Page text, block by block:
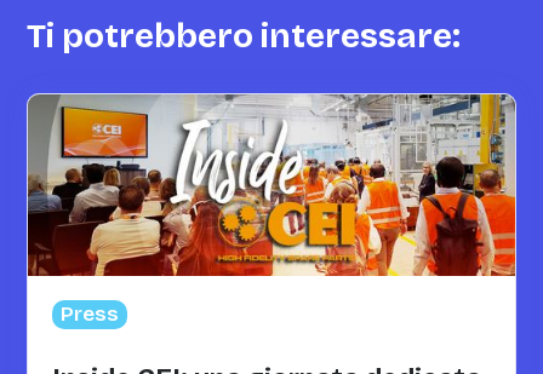
Ti potrebbero interessare:
Press